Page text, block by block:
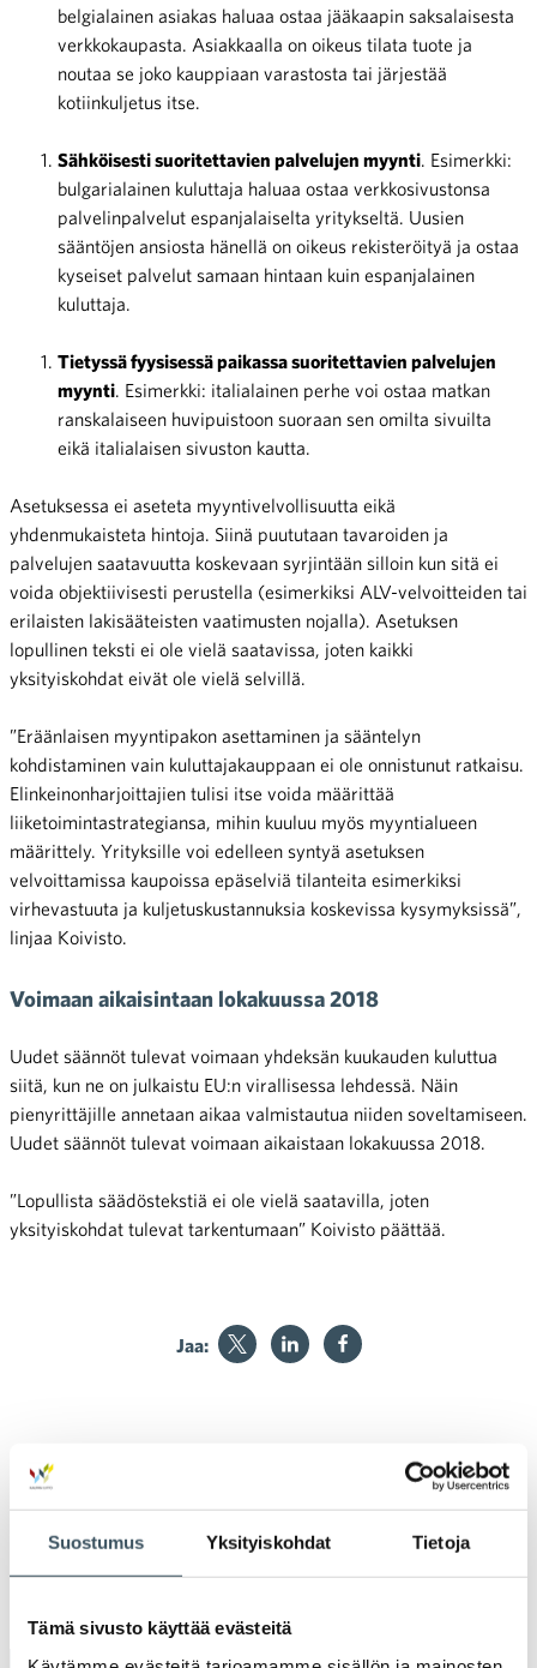
Suostumus Yksityiskohdat Tietoja
Tämä sivusto käyttää evästeitä
belgialainen asiakas haluaa ostaa jääkaapin saksalaisesta
verkkokaupasta. Asiakkaalla on oikeus tilata tuote ja
noutaa se joko kauppiaan varastosta tai järjestää
kotiinkuljetus itse.
Sähköisesti suoritettavien palvelujen myynti. Esimerkki:
bulgarialainen kuluttaja haluaa ostaa verkkosivustonsa
palvelinpalvelut espanjalaiselta yritykseltä. Uusien
sääntöjen ansiosta hänellä on oikeus rekisteröityä ja ostaa
kyseiset palvelut samaan hintaan kuin espanjalainen
kuluttaja.
Tietyssä fyysisessä paikassa suoritettavien palvelujen
myynti. Esimerkki: italialainen perhe voi ostaa matkan
ranskalaiseen huvipuistoon suoraan sen omilta sivuilta
eikä italialaisen sivuston kautta.
Asetuksessa ei aseteta myyntivelvollisuutta eikä
yhdenmukaisteta hintoja. Siinä puututaan tavaroiden ja
palvelujen saatavuutta koskevaan syrjintään silloin kun sitä ei
voida objektiivisesti perustella (esimerkiksi ALV-velvoitteiden tai
erilaisten lakisääteisten vaatimusten nojalla). Asetuksen
lopullinen teksti ei ole vielä saatavissa, joten kaikki
yksityiskohdat eivät ole vielä selvillä.
”Eräänlaisen myyntipakon asettaminen ja sääntelyn
kohdistaminen vain kuluttajakauppaan ei ole onnistunut ratkaisu.
Elinkeinonharjoittajien tulisi itse voida määrittää
liiketoimintastrategiansa, mihin kuuluu myös myyntialueen
määrittely. Yrityksille voi edelleen syntyä asetuksen
velvoittamissa kaupoissa epäselviä tilanteita esimerkiksi
virhevastuuta ja kuljetuskustannuksia koskevissa kysymyksissä”,
linjaa Koivisto.
Voimaan aikaisintaan lokakuussa 2018
Uudet säännöt tulevat voimaan yhdeksän kuukauden kuluttua
siitä, kun ne on julkaistu EU:n virallisessa lehdessä. Näin
pienyrittäjille annetaan aikaa valmistautua niiden soveltamiseen.
Uudet säännöt tulevat voimaan aikaistaan lokakuussa 2018.
”Lopullista säädöstekstiä ei ole vielä saatavilla, joten
yksityiskohdat tulevat tarkentumaan” Koivisto päättää.
Jaa:
Artikkelien selaus
Veroasiantuntijan tietoisku:
Onko reaaliaikainen verotus
Tunnelmia Ollaan ihmisiksi -
kampanjan